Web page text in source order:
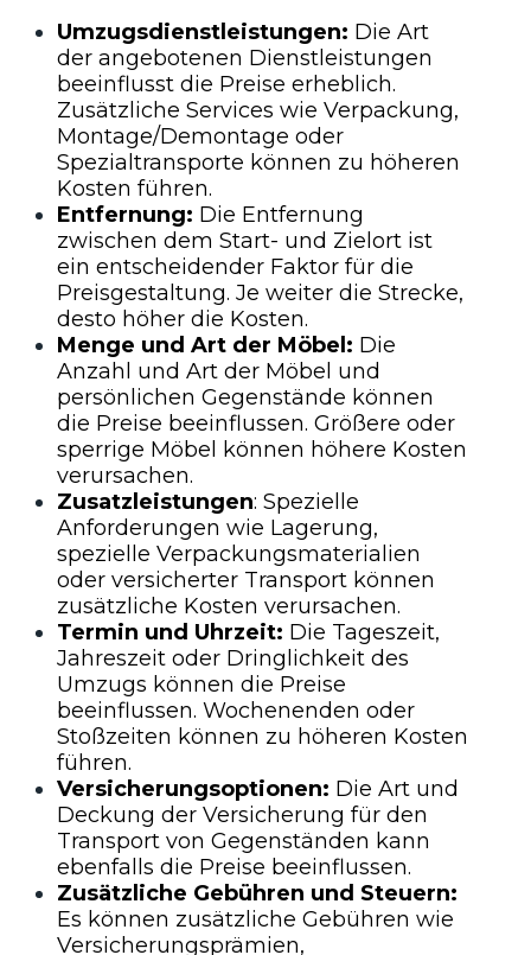
Umzugsdienstleistungen: Die Art
der angebotenen Dienstleistungen
beeinflusst die Preise erheblich.
Zusätzliche Services wie Verpackung,
Montage/Demontage oder
Spezialtransporte können zu höheren
Kosten führen.
Entfernung: Die Entfernung
zwischen dem Start- und Zielort ist
ein entscheidender Faktor für die
Preisgestaltung. Je weiter die Strecke,
desto höher die Kosten.
Menge und Art der Möbel: Die
Anzahl und Art der Möbel und
persönlichen Gegenstände können
die Preise beeinflussen. Größere oder
sperrige Möbel können höhere Kosten
verursachen.
Zusatzleistungen: Spezielle
Anforderungen wie Lagerung,
spezielle Verpackungsmaterialien
oder versicherter Transport können
zusätzliche Kosten verursachen.
Termin und Uhrzeit: Die Tageszeit,
Jahreszeit oder Dringlichkeit des
Umzugs können die Preise
beeinflussen. Wochenenden oder
Stoßzeiten können zu höheren Kosten
führen.
Versicherungsoptionen: Die Art und
Deckung der Versicherung für den
Transport von Gegenständen kann
ebenfalls die Preise beeinflussen.
Zusätzliche Gebühren und Steuern:
Es können zusätzliche Gebühren wie
Versicherungsprämien,